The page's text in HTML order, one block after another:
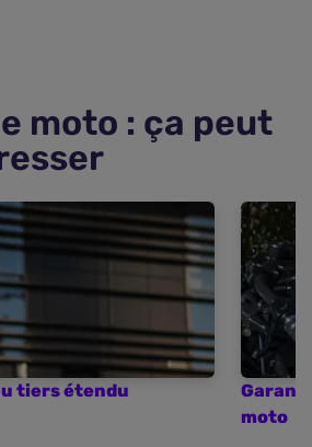
moto : ça peut
tiers étendu
moto